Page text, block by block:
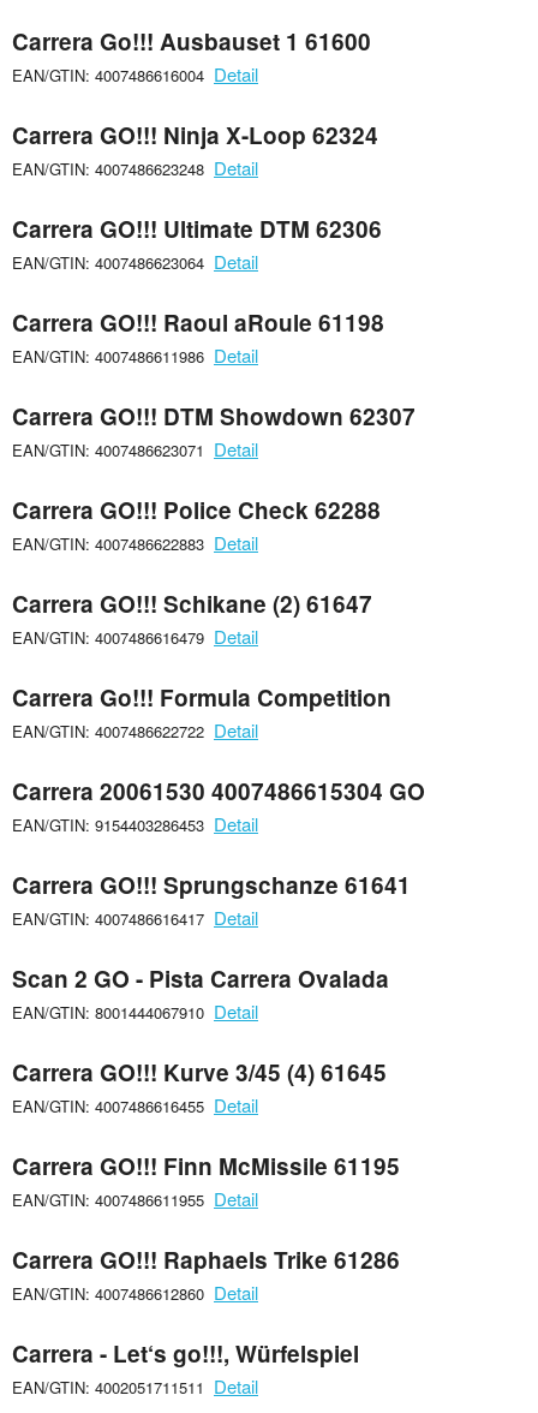
Carrera Go!!! Ausbauset 1 61600
EAN/GTIN: 4007486616004 Detail
Carrera GO!!! Ninja X-Loop 62324
EAN/GTIN: 4007486623248 Detail
Carrera GO!!! Ultimate DTM 62306
EAN/GTIN: 4007486623064 Detail
Carrera GO!!! Raoul aRoule 61198
EAN/GTIN: 4007486611986 Detail
Carrera GO!!! DTM Showdown 62307
EAN/GTIN: 4007486623071 Detail
Carrera GO!!! Police Check 62288
EAN/GTIN: 4007486622883 Detail
Carrera GO!!! Schikane (2) 61647
EAN/GTIN: 4007486616479 Detail
Carrera Go!!! Formula Competition
EAN/GTIN: 4007486622722 Detail
Carrera 20061530 4007486615304 GO
EAN/GTIN: 9154403286453 Detail
Carrera GO!!! Sprungschanze 61641
EAN/GTIN: 4007486616417 Detail
Scan 2 GO - Pista Carrera Ovalada
EAN/GTIN: 8001444067910 Detail
Carrera GO!!! Kurve 3/45 (4) 61645
EAN/GTIN: 4007486616455 Detail
Carrera GO!!! Finn McMissile 61195
EAN/GTIN: 4007486611955 Detail
Carrera GO!!! Raphaels Trike 61286
EAN/GTIN: 4007486612860 Detail
Carrera - Let‘s go!!!, Würfelspiel
EAN/GTIN: 4002051711511 Detail